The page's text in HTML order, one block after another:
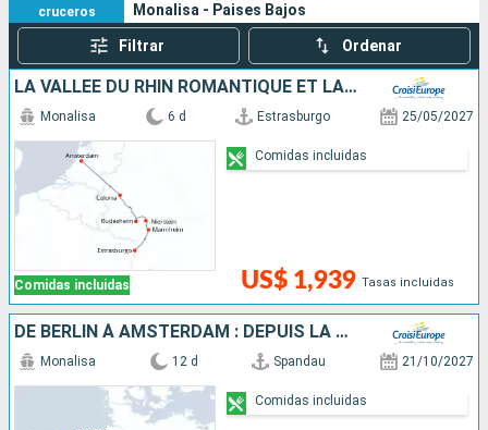
cruceros
Monalisa - Paises Bajos
Filtrar Ordenar
LA VALLÉE DU RHIN ROMANTIQUE ET LA HOLLANDE
Comidas incluidas
Monalisa 6 d Estrasburgo 25/05/2027
US$ 1,939 Tasas incluidas
Comidas incluidas
DE BERLIN À AMSTERDAM : DEPUIS LA CAPITALE ALLEMANDE VERS LA HOLLANDE ET SES CANAUX
Monalisa 12 d Spandau 21/10/2027
Comidas incluidas